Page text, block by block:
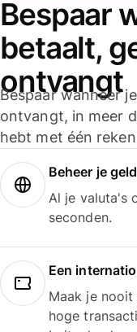
Bespaar
betaalt,
ontvangt
Bespaar wanneer
ontvangt, in meer
hebt met één
Beheer je
Al je valuta's
seconden.
Een
Maak je
hoge